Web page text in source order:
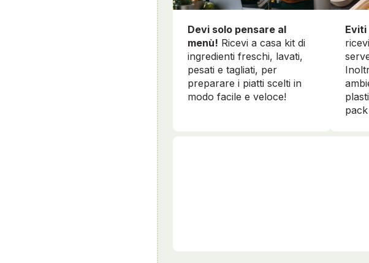
Devi solo pensare al
menù! Ricevi a casa kit di
ingredienti freschi, lavati,
pesati e tagliati, per
preparare i piatti scelti in
modo facile e veloce!
Eviti